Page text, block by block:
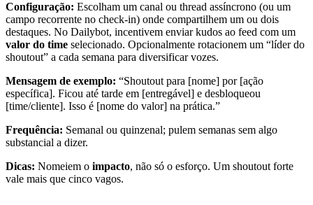
Configuração: Escolham um canal ou thread assíncrono (ou um
campo recorrente no check-in) onde compartilhem um ou dois
destaques. No Dailybot, incentivem enviar kudos ao feed com um
valor do time selecionado. Opcionalmente rotacionem um “líder do
shoutout” a cada semana para diversificar vozes.
Mensagem de exemplo: “Shoutout para [nome] por [ação
específica]. Ficou até tarde em [entregável] e desbloqueou
[time/cliente]. Isso é [nome do valor] na prática.”
Frequência: Semanal ou quinzenal; pulem semanas sem algo
substancial a dizer.
Dicas: Nomeiem o impacto, não só o esforço. Um shoutout forte
vale mais que cinco vagos.